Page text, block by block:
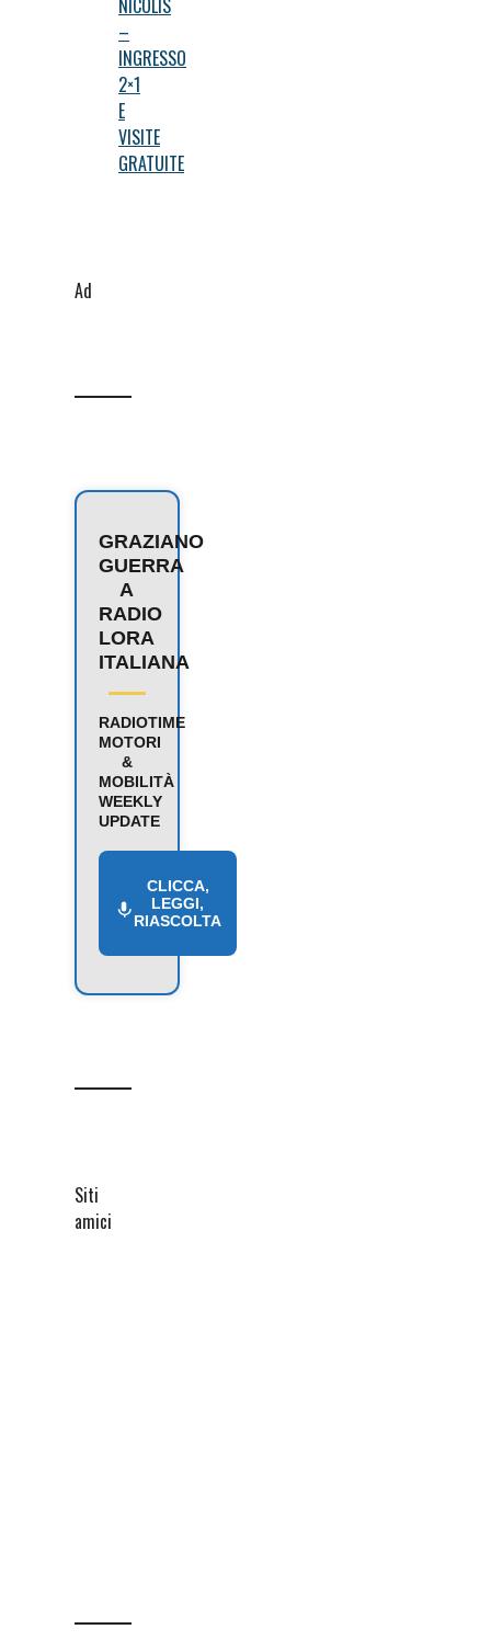
–
INGRESSO
2×1
E
VISITE
GRATUITE
Ad
GRAZIANO
GUERRA
A
RADIO
LORA
ITALIANA
RADIOTIME
MOTORI
&
MOBILITÀ
WEEKLY
UPDATE
CLICCA,
LEGGI,
RIASCOLTA
Siti
amici